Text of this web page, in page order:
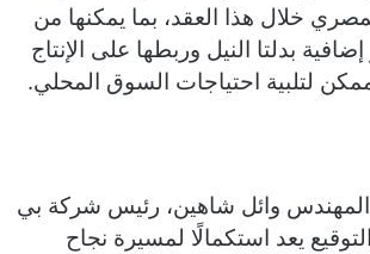
خلال هذا العقد، بما يمكنها من
بدلتا النيل وربطها على الإنتاج
لتلبية احتياجات السوق المحلي.
المهندس وائل شاهين، رئيس شركة بي
يعد استكمالًا لمسيرة نجاح